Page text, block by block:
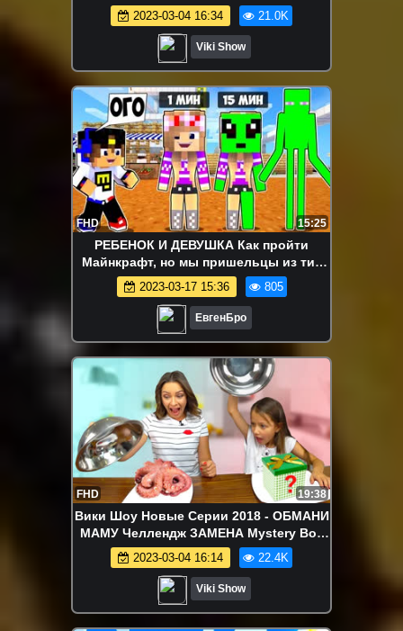
Тайланде Влог Happy New Year / Вики
Шоу
2023-03-04 16:34 21.0K
Viki Show
FHD 15:25
РЕБЕНОК И ДЕВУШКА Как пройти
Майнкрафт, но мы пришельцы из тик
ток ! НУБА И ПРО ВИДЕО MINECRAFT
2023-03-17 15:36 805
ЕвгенБро
FHD 19:38
Вики Шоу Новые Серии 2018 - ОБМАНИ
МАМУ Челлендж ЗАМЕНА Mystery Box
Cake Switch Up Challenge / Вики Шоу
13+
2023-03-04 16:14 22.4K
Viki Show